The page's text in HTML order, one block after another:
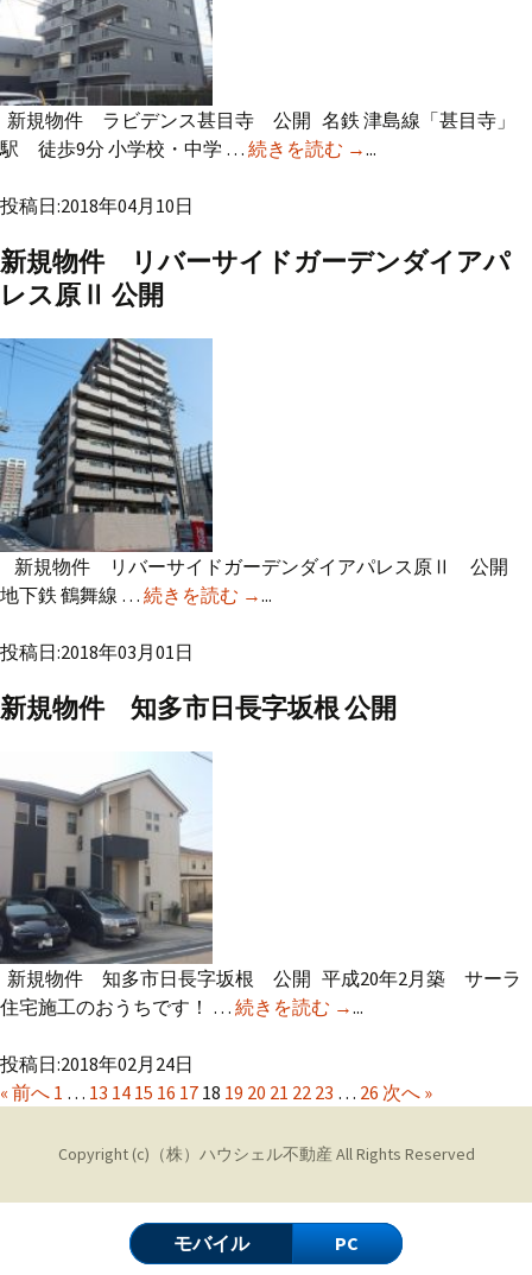
新規物件 ラビデンス甚目寺 公開 名鉄 津島線「甚目寺」
駅 徒歩9分 小学校・中学 … 続きを読む 新規物件 ラビデン
→...
投稿日:2018年04月10日
新規物件 リバーサイドガーデンダイアパ
レス原Ⅱ 公開
新規物件 リバーサイドガーデンダイアパレス原Ⅱ 公開
地下鉄 鶴舞線 … 続きを読む 新規物件 リバーサイドガーデン
→...
投稿日:2018年03月01日
新規物件 知多市日長字坂根 公開
新規物件 知多市日長字坂根 公開 平成20年2月築 サーラ
住宅施工のおうちです！ … 続きを読む 新規物件 知多市日長
→...
投稿日:2018年02月24日
« 前へ 1 … 13 14 15 16 17 18 19 20 21 22 23 … 26 次へ »
Copyright (c) （株）ハウシェル不動産 All Rights Reserved
モバイル PC